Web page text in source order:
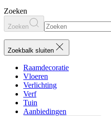
Zoeken
Zoeken
Zoekbalk sluiten
Raamdecoratie
Vloeren
Verlichting
Verf
Tuin
Aanbiedingen